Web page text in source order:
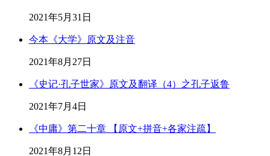
2021年5月31日
今本《大学》原文及注音
2021年8月27日
《史记·孔子世家》原文及翻译（4）之孔子返鲁
2021年7月4日
《中庸》第二十章 【原文+拼音+各家注疏】
2021年8月12日